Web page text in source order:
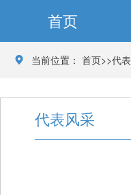
首页
 当前位置： 首页>>代
代表风采